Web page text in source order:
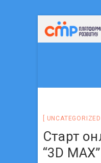
UNCATEGORIZED
Старт
“3D MAX”